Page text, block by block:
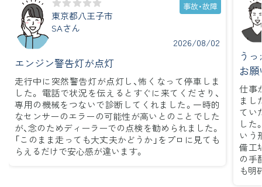
東京都八王子市
SAさん
事故・故障
2026/08/02
エンジン警告灯が点灯
走行中に突然警告灯が点灯し、怖くなって停車しま
した。 電話で状況を伝えるとすぐに来てくださり、
専用の機械をつないで診断してくれました。一時的
なセンサーのエラーの可能性が高いとのことでした
が、念のためディーラーでの点検を勧められました。
「このまま走っても大丈夫かどうか」をプロに見ても
らえるだけで安心感が違います。
う
お
仕事
まし
てい
した
いう
備工
の手
も明